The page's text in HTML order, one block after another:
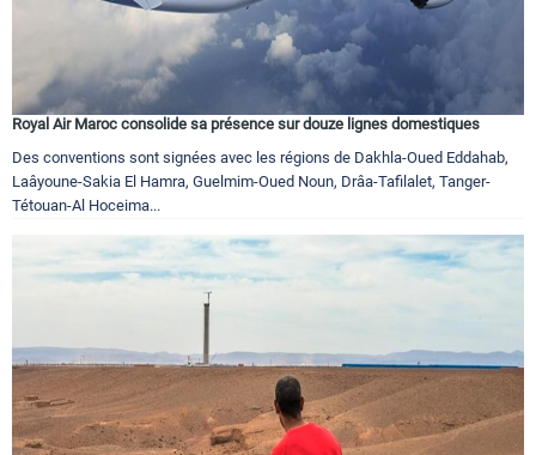
Royal Air Maroc consolide sa présence sur douze lignes domestiques
Des conventions sont signées avec les régions de Dakhla-Oued Eddahab,
Laâyoune-Sakia El Hamra, Guelmim-Oued Noun, Drâa-Tafilalet, Tanger-
Tétouan-Al Hoceima...